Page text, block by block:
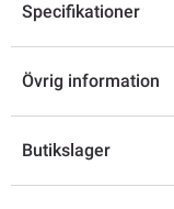
Specifikationer
Övrig information
Butikslager